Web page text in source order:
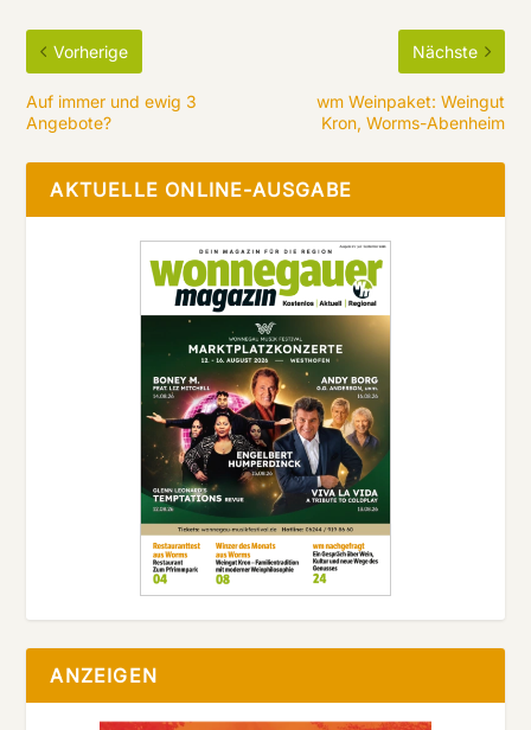
Vorherige
Auf immer und ewig 3
Angebote?
Nächste
wm Weinpaket: Weingut
Kron, Worms-Abenheim
AKTUELLE ONLINE-AUSGABE
ANZEIGEN